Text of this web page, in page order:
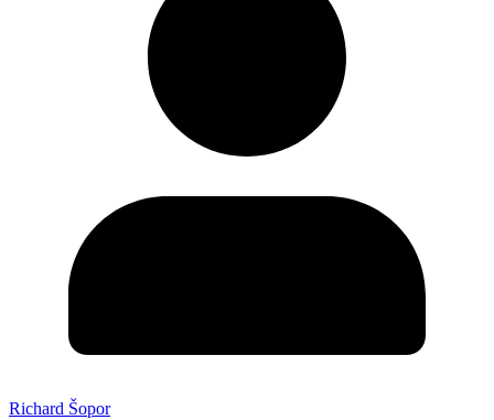
Richard Šopor